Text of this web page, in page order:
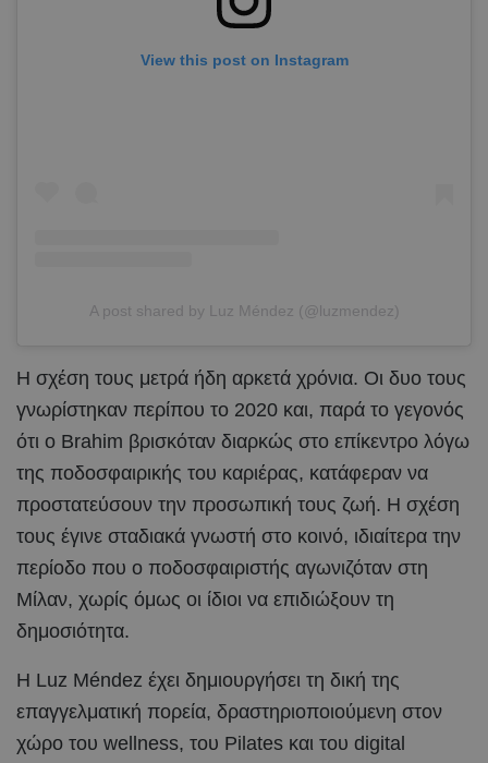
View this post on Instagram
A post shared by Luz Méndez (@luzmendez)
Η σχέση τους μετρά ήδη αρκετά χρόνια. Οι δυο τους
γνωρίστηκαν περίπου το 2020 και, παρά το γεγονός
ότι ο Brahim βρισκόταν διαρκώς στο επίκεντρο λόγω
της ποδοσφαιρικής του καριέρας, κατάφεραν να
προστατεύσουν την προσωπική τους ζωή. Η σχέση
τους έγινε σταδιακά γνωστή στο κοινό, ιδιαίτερα την
περίοδο που ο ποδοσφαιριστής αγωνιζόταν στη
Μίλαν, χωρίς όμως οι ίδιοι να επιδιώξουν τη
δημοσιότητα.
Η Luz Méndez έχει δημιουργήσει τη δική της
επαγγελματική πορεία, δραστηριοποιούμενη στον
χώρο του wellness, του Pilates και του digital